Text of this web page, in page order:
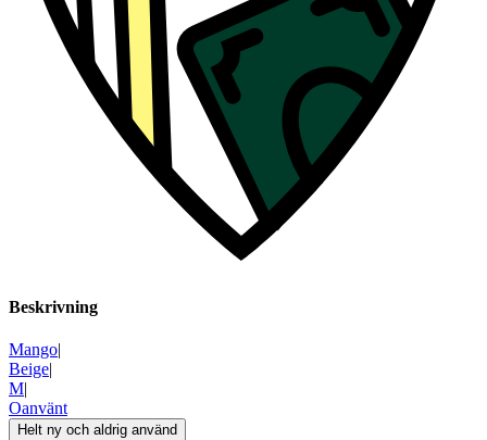
Beskrivning
Mango|
Beige|
M|
Oanvänt
Helt ny och aldrig använd